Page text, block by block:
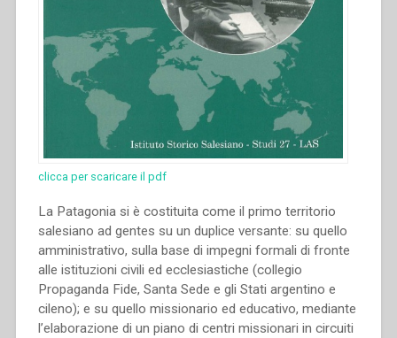
clicca per scaricare il pdf
La Patagonia si è costituita come il primo territorio
salesiano ad gentes su un duplice versante: su quello
amministrativo, sulla base di impegni formali di fronte
alle istituzioni civili ed ecclesiastiche (collegio
Propaganda Fide, Santa Sede e gli Stati argentino e
cileno); e su quello missionario ed educativo, mediante
l’elaborazione di un piano di centri missionari in circuiti